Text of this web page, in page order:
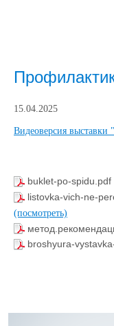
15.04.2025
Видеоверсия
buklet-po-spidu.pdf
listovka-vich-ne-
(посмотреть)
broshyura-